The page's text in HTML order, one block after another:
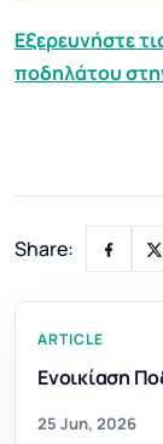
Εξερευνήστε
ποδηλάτου
Share:
ARTICLE
Ενοικίαση
25 Jun, 2026